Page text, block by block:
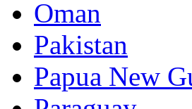
Oman
Pakistan
Papua New